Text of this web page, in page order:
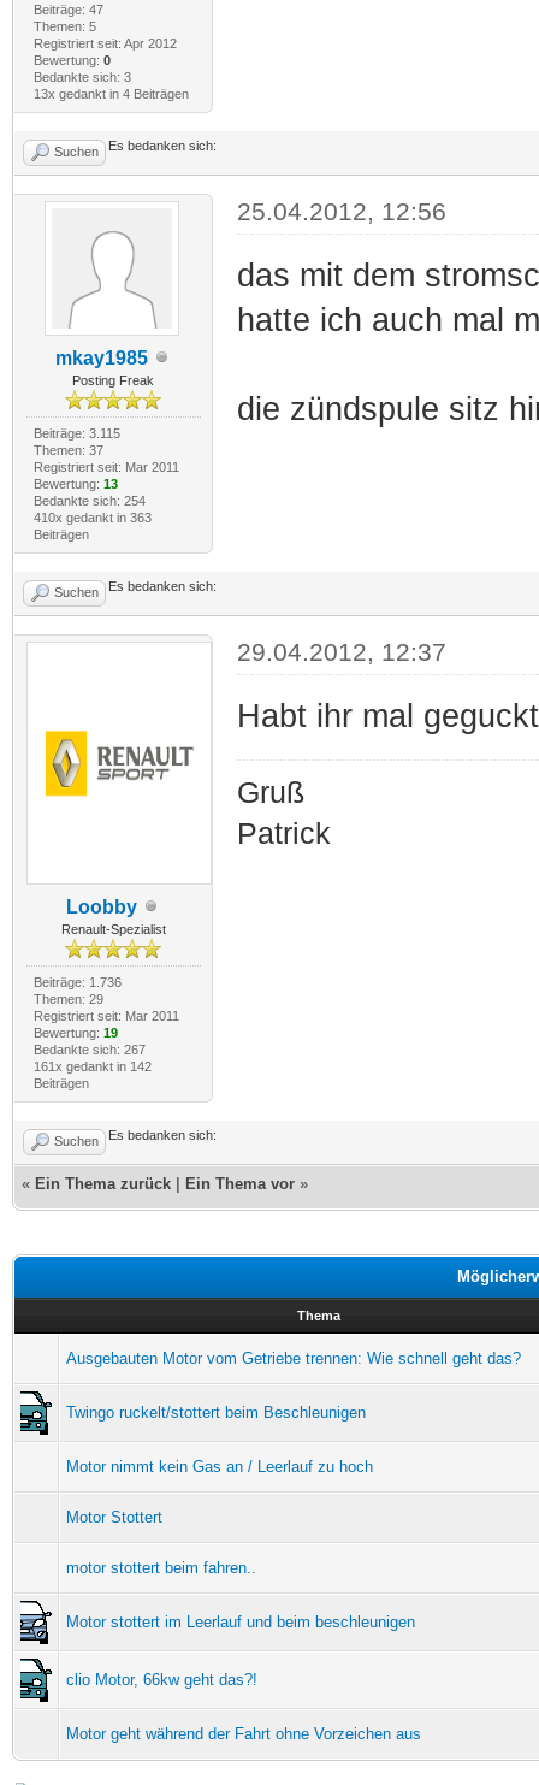
Beiträge: 47
Themen: 5
Registriert seit: Apr 2012
Bewertung: 0
Bedankte sich: 3
13x gedankt in 4 Beiträgen
Suchen Es bedanken sich:
mkay1985
Posting Freak
Beiträge: 3.115
Themen: 37
Registriert seit: Mar 2011
Bewertung: 13
Bedankte sich: 254
410x gedankt in 363
Beiträgen
25.04.2012, 12:56
das mit dem
hatte ich auch mal
die zündspule sitz
Suchen Es bedanken sich:
Loobby
Renault-Spezialist
Beiträge: 1.736
Themen: 29
Registriert seit: Mar 2011
Bewertung: 19
Bedankte sich: 267
161x gedankt in 142
Beiträgen
29.04.2012, 12:37
Habt ihr mal
Gruß
Patrick
Suchen Es bedanken sich:
« Ein Thema zurück Ein Thema vor »
Thema
Ausgebauten Motor vom Getriebe trennen: Wie schnell geht das?
Twingo ruckelt/stottert beim Beschleunigen
Motor nimmt kein Gas an / Leerlauf zu hoch
Motor Stottert
motor stottert beim fahren..
Motor stottert im Leerlauf und beim beschleunigen
clio Motor, 66kw geht das?!
Motor geht während der Fahrt ohne Vorzeichen aus